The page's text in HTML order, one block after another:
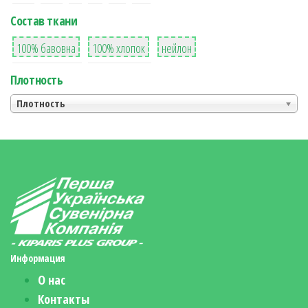
Состав ткани
8
100% бавовна
36
100% хлопок
2
нейлон
Плотность
Плотность
Информация
О нас
Контакты